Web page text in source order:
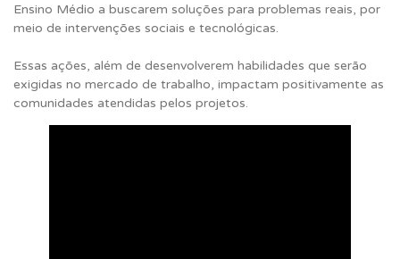
Ensino Médio a buscarem soluções para problemas reais, por
meio de intervenções sociais e tecnológicas.
Essas ações, além de desenvolverem habilidades que serão
exigidas no mercado de trabalho, impactam positivamente as
comunidades atendidas pelos projetos.